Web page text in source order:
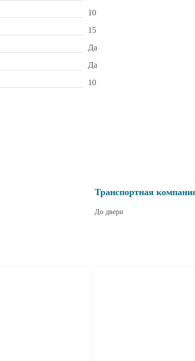
10
15
Да
Да
10
Транспортная
До двери